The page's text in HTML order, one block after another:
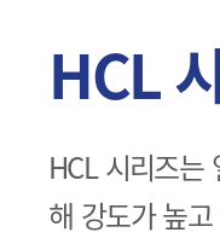
HCL
HCL 시리즈는
해 강도가 높